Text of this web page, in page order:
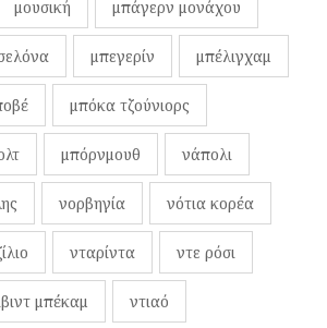
μουσική μπάγερν μονάχου
μπεγερίν μπέλιγχαμ
μπόκα τζούνιορς
μπόρνμουθ νάπολι
νορβηγία νότια κορέα
νταρίντα ντε ρόσι
μπέκαμ ντιαό